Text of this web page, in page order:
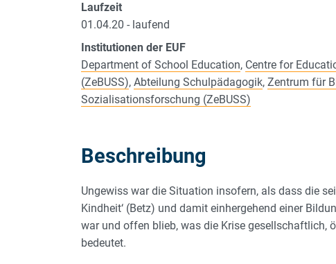
Laufzeit
01.04.20 - laufend
Institutionen der EUF
Department of School Education, Centre for
(ZeBUSS), Abteilung Schulpädagogik, Zentrum für
Sozialisationsforschung (ZeBUSS)
Beschreibung
Ungewiss war die Situation insofern, als dass die
Kindheit‘ (Betz) und damit einhergehend einer
war und offen blieb, was die Krise
bedeutet.